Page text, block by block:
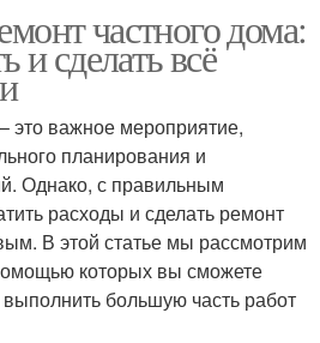
частного дома:
и сделать всё
это важное мероприятие,
планирования и
Однако, с правильным
расходы и сделать ремонт
В этой статье мы рассмотрим
которых вы сможете
большую часть работ